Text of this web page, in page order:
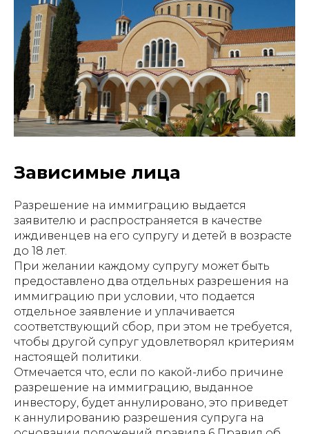
Зависимые лица
Разрешение на иммиграцию выдается
заявителю и распространяется в качестве
иждивенцев на его супругу и детей в возрасте
до 18 лет.
При желании каждому супругу может быть
предоставлено два отдельных разрешения на
иммиграцию при условии, что подается
отдельное заявление и уплачивается
соответствующий сбор, при этом не требуется,
чтобы другой супруг удовлетворял критериям
настоящей политики.
Отмечается что, если по какой-либо причине
разрешение на иммиграцию, выданное
инвестору, будет аннулировано, это приведет
к аннулированию разрешения супруга на